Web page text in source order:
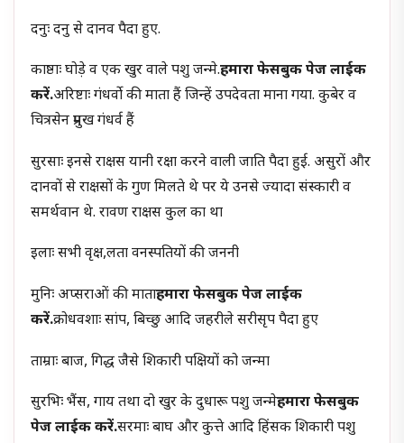
दनुः दनु से दानव पैदा हुए.
काष्ठाः घोड़े व एक खुर वाले पशु जन्मे.हमारा फेसबुक पेज लाईक
करें.अरिष्टाः गंधर्वो की माता हैं जिन्हें उपदेवता माना गया. कुबेर व
चित्रसेन प्रमुख गंधर्व हैं
सुरसाः इनसे राक्षस यानी रक्षा करने वाली जाति पैदा हुई. असुरों और
दानवों से राक्षसों के गुण मिलते थे पर ये उनसे ज्यादा संस्कारी व
समर्थवान थे. रावण राक्षस कुल का था
इलाः सभी वृक्ष,लता वनस्पतियों की जननी
मुनिः अप्सराओं की माताहमारा फेसबुक पेज लाईक
करें.क्रोधवशाः सांप, बिच्छु आदि जहरीले सरीसृप पैदा हुए
ताम्राः बाज, गिद्ध जैसे शिकारी पक्षियों को जन्मा
सुरभिः भैंस, गाय तथा दो खुर के दुधारू पशु जन्मेहमारा फेसबुक
पेज लाईक करें.सरमाः बाघ और कुत्ते आदि हिंसक शिकारी पशु